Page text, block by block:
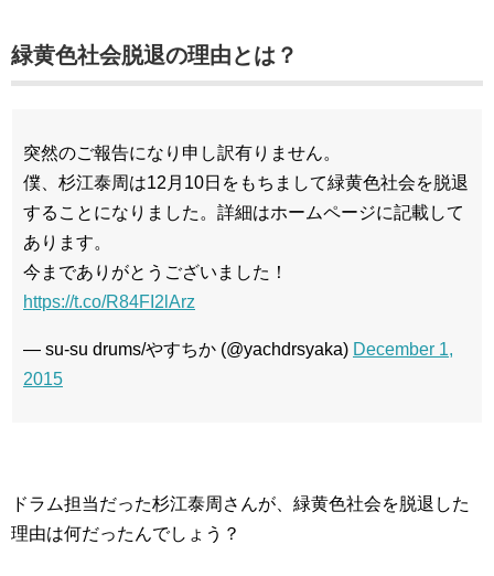
緑黄色社会脱退の理由とは？
突然のご報告になり申し訳有りません。
僕、杉江泰周は12月10日をもちまして緑黄色社会を脱退
することになりました。詳細はホームページに記載して
あります。
今までありがとうございました！
https://t.co/R84FI2lArz
— su-su drums/やすちか (@yachdrsyaka) December 1,
2015
ドラム担当だった杉江泰周さんが、緑黄色社会を脱退した
理由は何だったんでしょう？